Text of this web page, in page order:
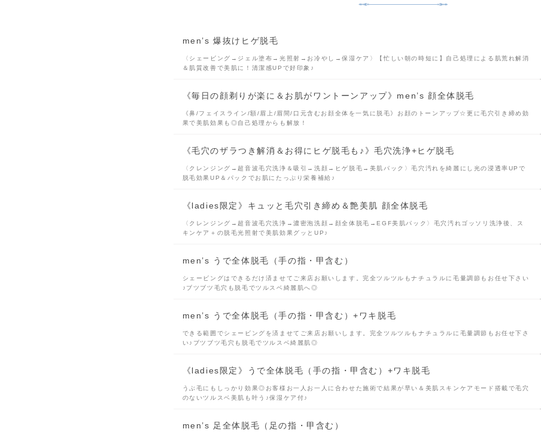
men’s 爆抜けヒゲ脱毛
〈シェービング→ジェル塗布→光照射→お冷やし→保湿ケア〉【忙しい朝の時短に】自己処理による肌荒れ解消
＆肌質改善で美肌に！清潔感UPで好印象♪
《毎日の顔剃りが楽に＆お肌がワントーンアップ》men’s 顔全体脱毛
《鼻/フェイスライン/額/眉上/眉間/口元含むお顔全体を一気に脱毛》お顔のトーンアップ☆更に毛穴引き締め効
果で美肌効果も◎自己処理からも解放！
《毛穴のザラつき解消＆お得にヒゲ脱毛も♪》毛穴洗浄+ヒゲ脱毛
〈クレンジング→超音波毛穴洗浄＆吸引→洗顔→ヒゲ脱毛→美肌パック〉毛穴汚れを綺麗にし光の浸透率UPで
脱毛効果UP＆パックでお肌にたっぷり栄養補給♪
《ladies限定》キュッと毛穴引き締め＆艶美肌 顔全体脱毛
〈クレンジング→超音波毛穴洗浄→濃密泡洗顔→顔全体脱毛→EGF美肌パック〉毛穴汚れゴッソリ洗浄後、ス
キンケア＋の脱毛光照射で美肌効果グッとUP♪
men’s うで全体脱毛（手の指・甲含む）
シェービングはできるだけ済ませてご来店お願いします。完全ツルツルもナチュラルに毛量調節もお任せ下さい
♪ブツブツ毛穴も脱毛でツルスベ綺麗肌へ◎
men’s うで全体脱毛（手の指・甲含む）+ワキ脱毛
できる範囲でシェービングを済ませてご来店お願いします。完全ツルツルもナチュラルに毛量調節もお任せ下さ
い♪ブツブツ毛穴も脱毛でツルスベ綺麗肌◎
《ladies限定》うで全体脱毛（手の指・甲含む）+ワキ脱毛
うぶ毛にもしっかり効果◎お客様お一人お一人に合わせた施術で結果が早い＆美肌スキンケアモード搭載で毛穴
のないツルスベ美肌も叶う♪保湿ケア付♪
men’s 足全体脱毛（足の指・甲含む）